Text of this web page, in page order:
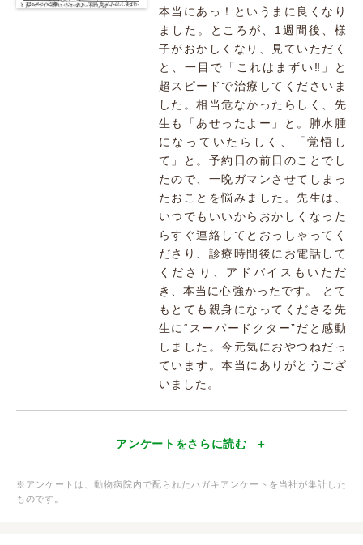
本当にあっ！というまに良くなり
ました。ところが、1週間後、様
子がおかしくなり、見ていただく
と、一目で「これはまずい‼」と
超スピードで治療してくださいま
した。相当危なかったらしく、先
生も「あせったよー」と。肺水腫
になっていたらしく、「覚悟し
て」と。予約日の前日のことでし
たので、一晩ガマンさせてしまっ
たおことを悩みました。先生は、
いつでもいいからおかしくなった
らすぐ連絡してとおっしゃってく
ださり、診療時間後にお電話して
くださり、アドバイスもいただ
き、本当に心強かったです。 とて
もとても親身になってくださる先
生に“スーパードクター”だと感動
しました。今元気におやつねだっ
ています。本当にありがとうござ
いました。
アンケートをさらに読む
※アンケートは、動物病院内で配られたハガキアンケートを当社が集計した
ものです。